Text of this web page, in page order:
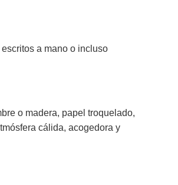
a mano o incluso
o madera, papel troquelado,
cálida, acogedora y